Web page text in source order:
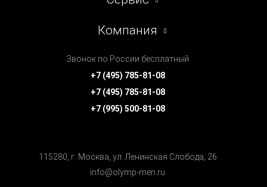
Компания
Звонок по России бесплатный
+7 (495) 785-81-08
+7 (495) 785-81-08
+7 (995) 500-81-08
115280, г. Москва, ул. Ленинская Cлобода, 26
info@olymp-men.ru